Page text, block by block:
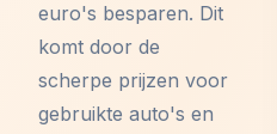
euro's besparen. Dit
komt door de
scherpe prijzen voor
gebruikte auto's en